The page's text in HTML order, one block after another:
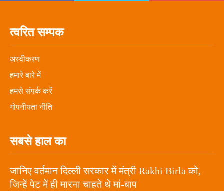
त्वरित सम्पक
अस्वीकरण
हमारे बारे में
हमसे संपर्क करें
गोपनीयता नीति
सबसे हाल का
जानिए वर्तमान दिल्ली सरकार में मंत्री Rakhi Birla को,
जिन्हें पेट में ही मारना चाहते थे मां-बाप